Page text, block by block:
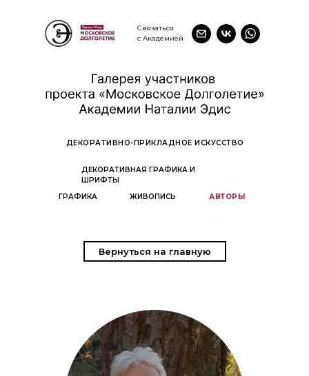
Связаться
с Академией
ГРАФИКА ЖИВОПИСЬ
ДЕКОРАТИВНАЯ ГРАФИКА И
ШРИФТЫ
ДЕКОРАТИВНО-ПРИКЛАДНОЕ ИСКУССТВО
АВТОРЫ
Вернуться на главную